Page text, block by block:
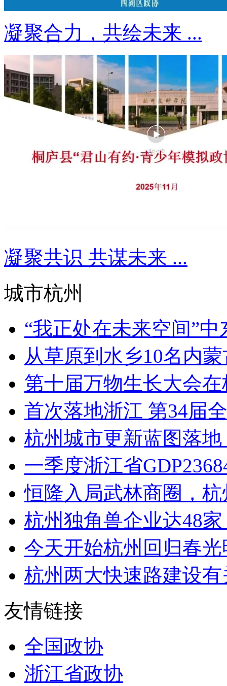
凝聚合力，共绘未来 ...
凝聚共识 共谋未来 ...
城市杭州
“我正处在未来空间”
从草原到水乡10名内
第十届万物生长大会
首次落地浙江 第34届
杭州城市更新蓝图落
一季度浙江省
恒隆入局武林商圈，
杭州独角兽企业达48家
今天开始杭州回归春
杭州两大快速路建设
友情链接
全国政协
浙江省政协